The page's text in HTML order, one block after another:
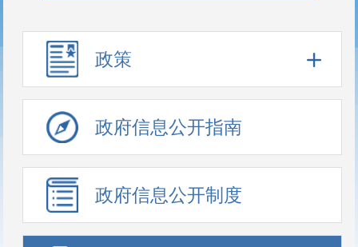
政策
政府信息公开指南
政府信息公开制度